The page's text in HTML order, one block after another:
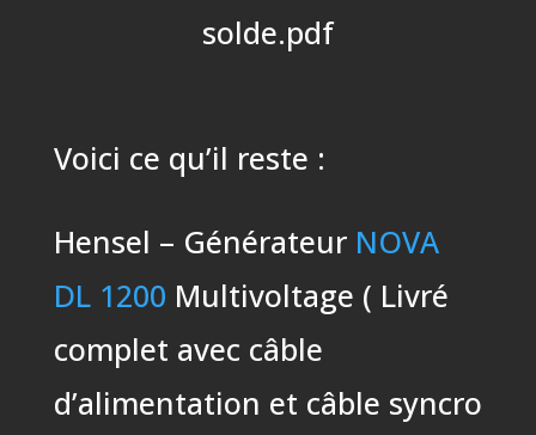
solde.pdf
Voici ce qu’il reste :
Hensel – Générateur NOVA
DL 1200 Multivoltage ( Livré
complet avec câble
d’alimentation et câble syncro